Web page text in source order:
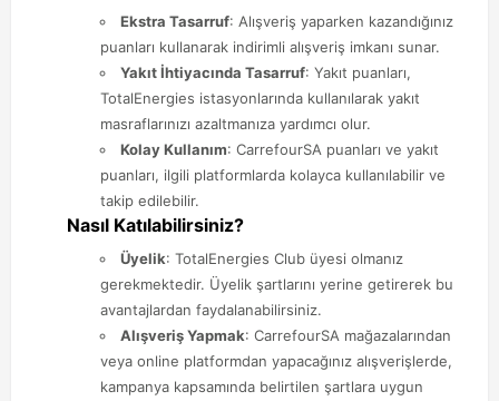
Ekstra Tasarruf: Alışveriş yaparken kazandığınız
puanları kullanarak indirimli alışveriş imkanı sunar.
Yakıt İhtiyacında Tasarruf: Yakıt puanları,
TotalEnergies istasyonlarında kullanılarak yakıt
masraflarınızı azaltmanıza yardımcı olur.
Kolay Kullanım: CarrefourSA puanları ve yakıt
puanları, ilgili platformlarda kolayca kullanılabilir ve
takip edilebilir.
Nasıl Katılabilirsiniz?
Üyelik: TotalEnergies Club üyesi olmanız
gerekmektedir. Üyelik şartlarını yerine getirerek bu
avantajlardan faydalanabilirsiniz.
Alışveriş Yapmak: CarrefourSA mağazalarından
veya online platformdan yapacağınız alışverişlerde,
kampanya kapsamında belirtilen şartlara uygun